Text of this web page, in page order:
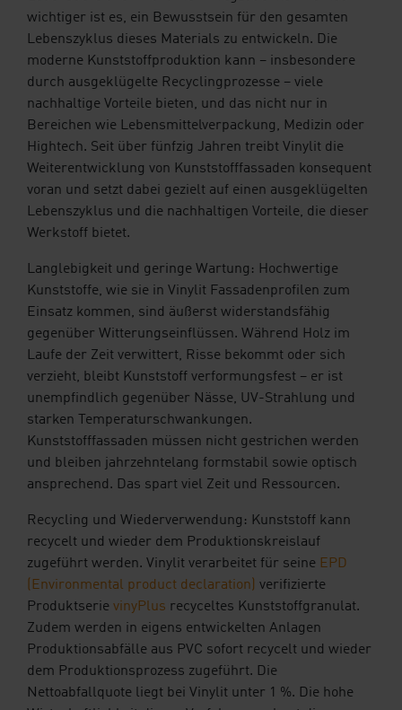
wichtiger ist es, ein Bewusstsein für den gesamten
Lebenszyklus dieses Materials zu entwickeln. Die
moderne Kunststoffproduktion kann – insbesondere
durch ausgeklügelte Recyclingprozesse – viele
nachhaltige Vorteile bieten, und das nicht nur in
Bereichen wie Lebensmittelverpackung, Medizin oder
Hightech. Seit über fünfzig Jahren treibt Vinylit die
Weiterentwicklung von Kunststofffassaden konsequent
voran und setzt dabei gezielt auf einen ausgeklügelten
Lebenszyklus und die nachhaltigen Vorteile, die dieser
Werkstoff bietet.
Langlebigkeit und geringe Wartung: Hochwertige
Kunststoffe, wie sie in Vinylit Fassadenprofilen zum
Einsatz kommen, sind äußerst widerstandsfähig
gegenüber Witterungseinflüssen. Während Holz im
Laufe der Zeit verwittert, Risse bekommt oder sich
verzieht, bleibt Kunststoff verformungsfest – er ist
unempfindlich gegenüber Nässe, UV-Strahlung und
starken Temperaturschwankungen.
Kunststofffassaden müssen nicht gestrichen werden
und bleiben jahrzehntelang formstabil sowie optisch
ansprechend. Das spart viel Zeit und Ressourcen.
Recycling und Wiederverwendung: Kunststoff kann
recycelt und wieder dem Produktionskreislauf
zugeführt werden. Vinylit verarbeitet für seine EPD
(Environmental product declaration)
verifizierte
Produktserie vinyPlus recyceltes Kunststoffgranulat.
Zudem werden in eigens entwickelten Anlagen
Produktionsabfälle aus PVC sofort recycelt und wieder
dem Produktionsprozess zugeführt. Die
Nettoabfallquote liegt bei Vinylit unter 1 %. Die hohe